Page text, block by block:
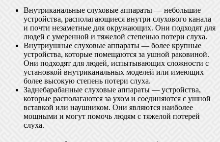
Внутриканальные слуховые аппараты — небольшие
устройства, располагающиеся внутри слухового канала
и почти незаметные для окружающих. Они подходят для
людей с умеренной и тяжелой степенью потери слуха.
Внутриушные слуховые аппараты — более крупные
устройства, которые помещаются за ушной раковиной.
Они подходят для людей, испытывающих сложности с
установкой внутриканальных моделей или имеющих
более высокую степень потери слуха.
Заднебарабанные слуховые аппараты — устройства,
которые располагаются за ухом и соединяются с ушной
вставкой или наушником. Они являются наиболее
мощными и могут помочь людям с тяжелой потерей
слуха.